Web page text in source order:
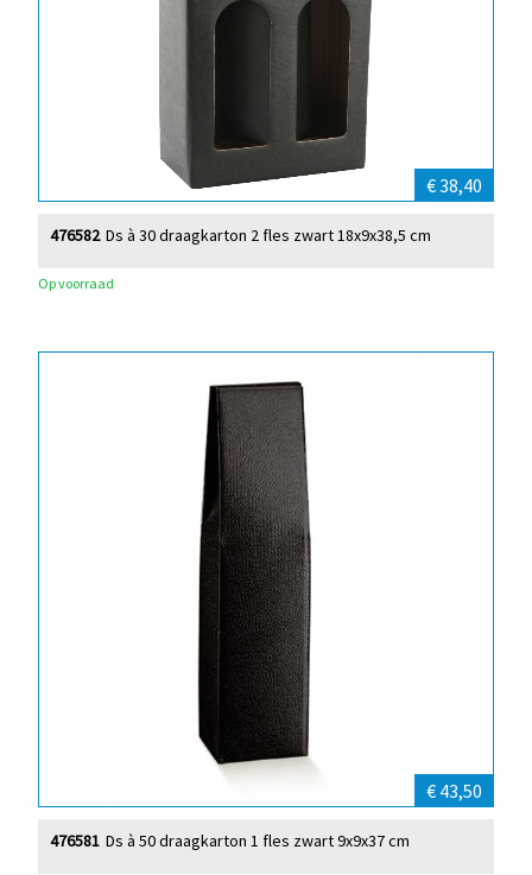
€ 38,40
Ds à 30 draagkarton 2 fles zwart 18x9x38,5 cm
476582
Op voorraad
€ 43,50
Ds à 50 draagkarton 1 fles zwart 9x9x37 cm
476581